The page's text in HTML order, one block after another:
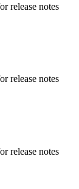
release notes
release notes
release notes